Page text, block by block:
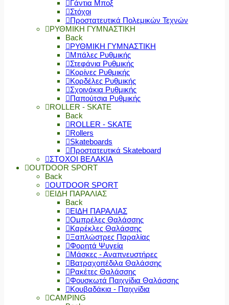
Γάντια Μποξ
Στόχοι
Προστατευτικά Πολεμικών Τεχνών
ΡΥΘΜΙΚΗ ΓΥΜΝΑΣΤΙΚΗ
Back
ΡΥΘΜΙΚΗ ΓΥΜΝΑΣΤΙΚΗ
Μπάλες Ρυθμικής
Στεφάνια Ρυθμικής
Κορίνες Ρυθμικής
Κορδέλες Ρυθμικής
Σχοινάκια Ρυθμικής
Παπούτσια Ρυθμικής
ROLLER - SKATE
Back
ROLLER - SKATE
Rollers
Skateboards
Προστατευτικά Skateboard
ΣΤΟΧΟΙ ΒΕΛΑΚΙΑ
OUTDOOR SPORT
Back
OUTDOOR SPORT
ΕΙΔΗ ΠΑΡΑΛΙΑΣ
Back
ΕΙΔΗ ΠΑΡΑΛΙΑΣ
Ομπρέλες Θαλάσσης
Καρέκλες Θαλάσσης
Ξαπλώστρες Παραλίας
Φορητά Ψυγεία
Μάσκες - Αναπνευστήρες
Βατραχοπέδιλα Θαλάσσης
Ρακέτες Θαλάσσης
Φουσκωτά Παιχνίδια Θαλάσσης
Κουβαδάκια - Παιχνίδια
CAMPING